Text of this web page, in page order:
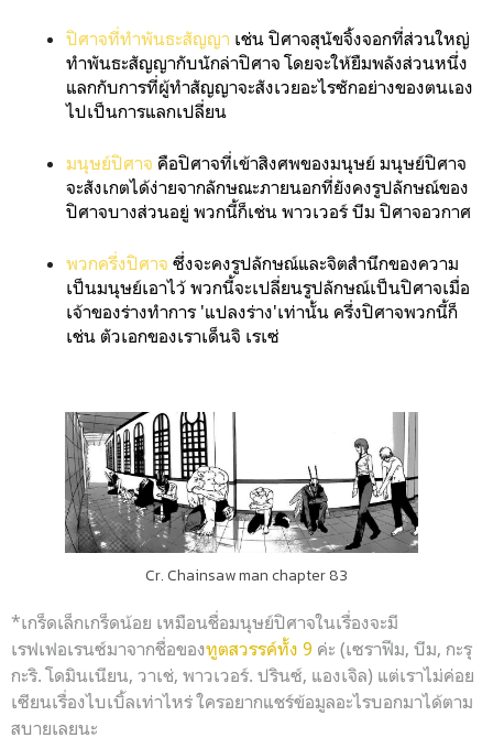
ปิศาจที่ทำพันธะสัญญา เช่น ปิศาจสุนัขจิ้งจอกที่ส่วนใหญ่
ทำพันธะสัญญากับนักล่าปิศาจ โดยจะให้ยืมพลังส่วนหนึ่ง
แลกกับการที่ผู้ทำสัญญาจะสังเวยอะไรซักอย่างของตนเอง
ไปเป็นการแลกเปลี่ยน
มนุษย์ปิศาจ คือปิศาจที่เข้าสิงศพของมนุษย์ มนุษย์ปิศาจ
จะสังเกตได้ง่ายจากลักษณะภายนอกที่ยังคงรูปลักษณ์ของ
ปิศาจบางส่วนอยู่ พวกนี้ก็เช่น พาวเวอร์ บีม ปิศาจอวกาศ
พวกครึ่งปิศาจ ซึ่งจะคงรูปลักษณ์และจิตสำนึกของความ
เป็นมนุษย์เอาไว้ พวกนี้จะเปลี่ยนรูปลักษณ์เป็นปิศาจเมื่อ
เจ้าของร่างทำการ 'แปลงร่าง'เท่านั้น ครึ่งปิศาจพวกนี้ก็
เช่น ตัวเอกของเราเด็นจิ เรเซ่
Cr. Chainsaw man chapter 83
*เกร็ดเล็กเกร็ดน้อย เหมือนชื่อมนุษย์ปิศาจในเรื่องจะมี
เรฟเฟอเรนซ์มาจากชื่อของทูตสวรรค์ทั้ง 9 ค่ะ (เซราฟีม, บีม, กะรุ
กะริ. โดมินเนียน, วาเช่, พาวเวอร์. ปรินซ์, แองเจิล) แต่เราไม่ค่อย
เซียนเรื่องไบเบิ้ลเท่าไหร่ ใครอยากแชร์ข้อมูลอะไรบอกมาได้ตาม
สบายเลยนะ